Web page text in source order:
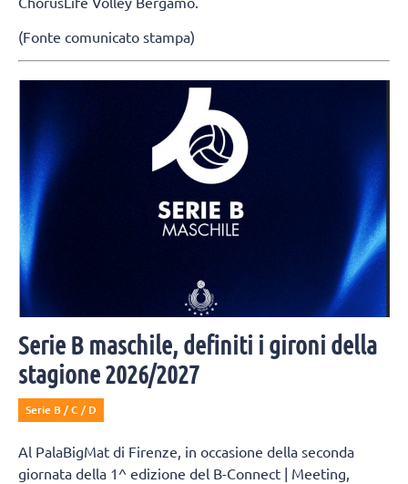
(Fonte comunicato stampa)
Serie B maschile, definiti i gironi della
stagione 2026/2027
Serie B / C / D
Al PalaBigMat di Firenze, in occasione della seconda
giornata della 1^ edizione del B-Connect | Meeting,